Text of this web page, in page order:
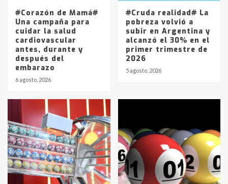
#Corazón de Mamá#
Una campaña para
cuidar la salud
cardiovascular
antes, durante y
después del
embarazo
6 agosto, 2026
#Cruda realidad# La
pobreza volvió a
subir en Argentina y
alcanzó el 30% en el
primer trimestre de
2026
5 agosto, 2026